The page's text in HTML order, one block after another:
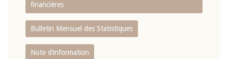
financières
Bulletin Mensuel des Statistiques
Note d’information